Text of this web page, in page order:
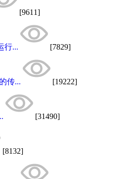
[9611]
行... [7829]
传... [19222]
[31490]
[8132]